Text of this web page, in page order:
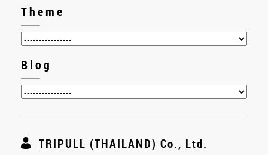
Theme
Blog
TRIPULL (THAILAND) Co., Ltd.